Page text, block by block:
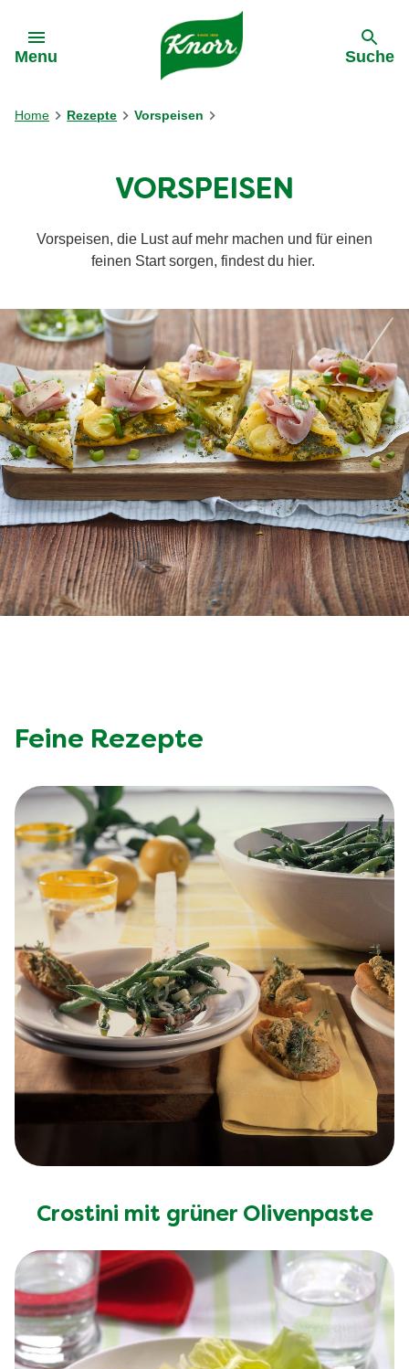
Menu Suche
Home Rezepte Vorspeisen
VORSPEISEN
Vorspeisen, die Lust auf mehr machen und für einen
feinen Start sorgen, findest du hier.
Feine Rezepte
Crostini mit grüner Olivenpaste